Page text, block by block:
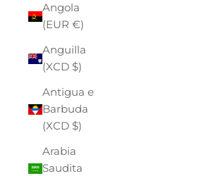
Angola
(EUR €)
Anguilla
(XCD $)
Antigua e
Barbuda
(XCD $)
Arabia
Saudita